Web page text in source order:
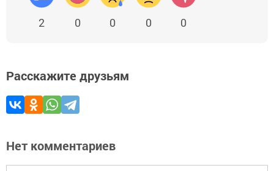
2 0 0 0 0
Расскажите друзьям
Нет комментариев